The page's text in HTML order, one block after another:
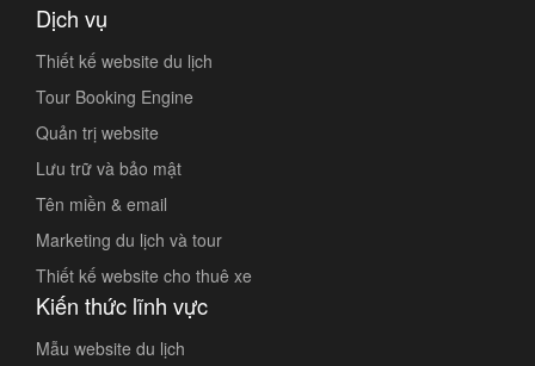
Dịch vụ
Thiết kế website du lịch
Tour Booking Engine
Quản trị website
Lưu trữ và bảo mật
Tên miền & email
Marketing du lịch và tour
Thiết kế website cho thuê xe
Kiến thức lĩnh vực
Mẫu website du lịch